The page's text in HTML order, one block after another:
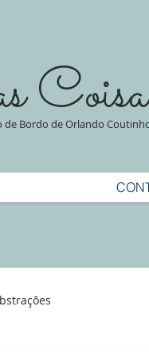
de Bordo de Orlando